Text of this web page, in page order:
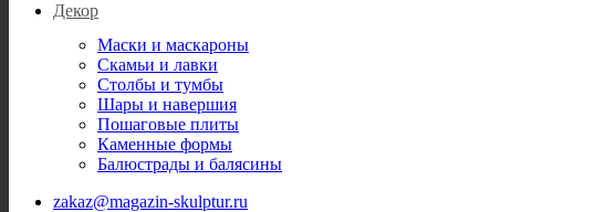
Декор
Маски и маскароны
Скамьи и лавки
Столбы и тумбы
Шары и навершия
Пошаговые плиты
Каменные формы
Балюстрады и балясины
zakaz@magazin-skulptur.ru